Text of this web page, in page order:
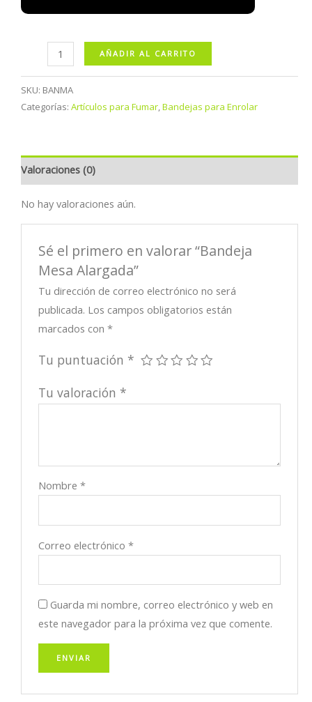
Alargada
cantidad
AÑADIR AL CARRITO
SKU: BANMA
Categorías: Artículos para Fumar,Bandejas para Enrolar
Valoraciones (0)
No hay valoraciones aún.
Sé el primero en valorar “Bandeja
Mesa Alargada”
Tu dirección de correo electrónico no será
publicada. Los campos obligatorios están
marcados con*
Tu puntuación *
Tu valoración *
Nombre*
Correo electrónico*
Guarda mi nombre, correo electrónico y web en
este navegador para la próxima vez que comente.